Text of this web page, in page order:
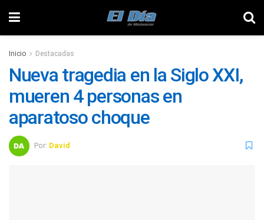
Inicio Destacadas
Nueva tragedia en la Siglo XXI,
mueren 4 personas en
aparatoso choque
Por: David